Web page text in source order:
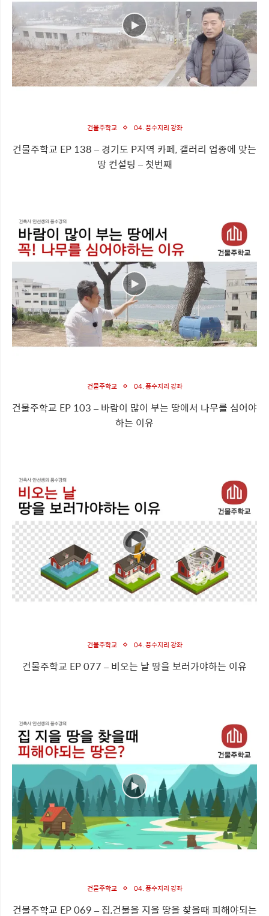
건물주학교 04. 풍수지리 강좌
건물주학교 EP 138 – 경기도 P지역 카페, 갤러리 업종에 맞는
땅 컨설팅 – 첫번째
건물주학교 04. 풍수지리 강좌
건물주학교 EP 103 – 바람이 많이 부는 땅에서 나무를 심어야
하는 이유
건물주학교 04. 풍수지리 강좌
건물주학교 EP 077 – 비오는 날 땅을 보러가야하는 이유
건물주학교 04. 풍수지리 강좌
건물주학교 EP 069 – 집,건물을 지을 땅을 찾을때 피해야되는